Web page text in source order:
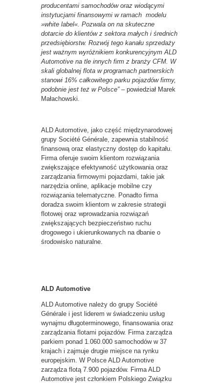
producentami samochodów oraz wiodącymi
instytucjami finansowymi w ramach modelu
»white label«. Pozwala on na skuteczne
dotarcie do klientów z sektora małych i średnich
przedsiębiorstw. Rozwój tego kanału sprzedaży
jest ważnym wyróżnikiem konkurencyjnym ALD
Automotive na tle innych firm z branży CFM. W
skali globalnej flota w programach partnerskich
stanowi 16% całkowitego parku pojazdów firmy,
podobnie jest też w Polsce” – powiedział Marek
Małachowski.
ALD Automotive, jako część międzynarodowej
grupy Société Générale, zapewnia stabilność
finansową oraz elastyczny dostęp do kapitału.
Firma oferuje swoim klientom rozwiązania
zwiększające efektywność użytkowania oraz
zarządzania firmowymi pojazdami, takie jak
narzędzia online, aplikacje mobilne czy
rozwiązania telematyczne. Ponadto firma
doradza swoim klientom w zakresie strategii
flotowej oraz wprowadzania rozwiązań
zwiększających bezpieczeństwo ruchu
drogowego i ukierunkowanych na dbanie o
środowisko naturalne.
ALD Automotive
ALD Automotive należy do grupy Société
Générale i jest liderem w świadczeniu usług
wynajmu długoterminowego, finansowania oraz
zarządzania flotami pojazdów. Firma zarządza
parkiem ponad 1.060.000 samochodów w 37
krajach i zajmuje drugie miejsce na rynku
europejskim. W Polsce ALD Automotive
zarządza flotą 7.900 pojazdów. Firma ALD
Automotive jest członkiem Polskiego Związku